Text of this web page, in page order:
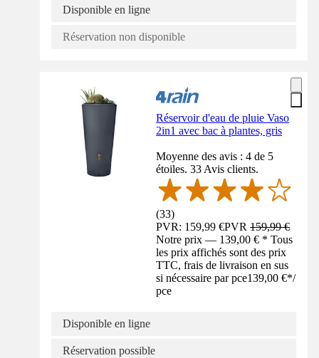
Disponible en ligne
Réservation non disponible
Réservoir d'eau de pluie Vaso
2in1 avec bac à plantes, gris
Moyenne des avis : 4 de 5
étoiles. 33 Avis clients.
(33)
PVR: 159,99 €PVR159,99 €
Notre prix — 139,00 € * Tous
les prix affichés sont des prix
TTC, frais de livraison en sus
si nécessaire par pce139,00 €*/
pce
Disponible en ligne
Réservation possible